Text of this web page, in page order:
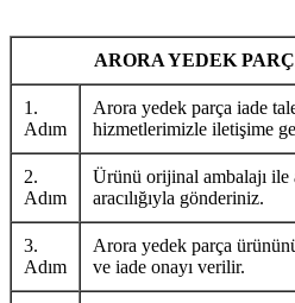
ARORA YEDEK
1.
Adım
Arora yedek parça iade
hizmetlerimizle iletişime
2.
Adım
Ürünü orijinal ambalajı ile
aracılığıyla gönderiniz.
3.
Adım
Arora yedek parça
ve iade onayı verilir.